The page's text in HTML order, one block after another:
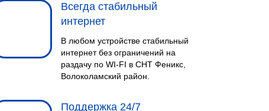
Всегда стабильный
интернет
В любом устройстве стабильный
интернет без ограничений на
раздачу по WI-FI в СНТ Феникс,
Волоколамский район.
Поддержка 24/7